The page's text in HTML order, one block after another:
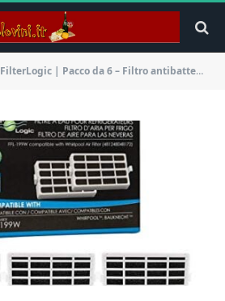
FilterLogic | Pacco da 6 – Filtro antibatterico per frigorifero Whirlpool, Indesit, KitchenAid, Hotpoint – compatibile con Microban ANT001, ANT-001, ANTF-MIC, 481248048172 Sistema di protezione aria